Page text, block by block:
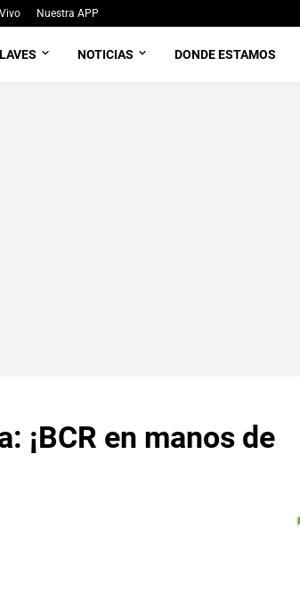
Nuestra APP
NOTICIAS DONDE ESTAMOS
¡BCR en manos de